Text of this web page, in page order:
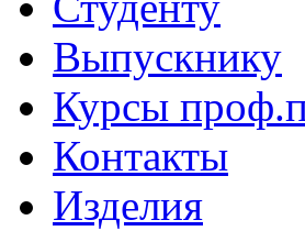
Выпускнику
Курсы
Контакты
Изделия